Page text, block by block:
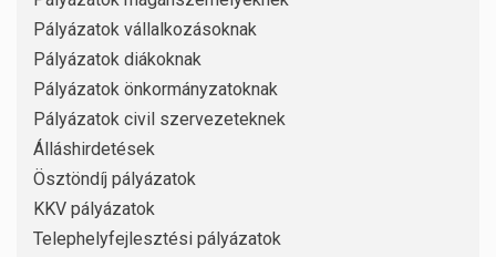
Pályázatok vállalkozásoknak
Pályázatok diákoknak
Pályázatok önkormányzatoknak
Pályázatok civil szervezeteknek
Álláshirdetések
Ösztöndíj pályázatok
KKV pályázatok
Telephelyfejlesztési pályázatok